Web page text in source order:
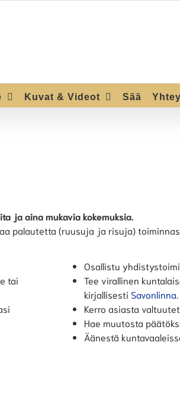
Kuvat & Videot Sää
ja aina mukavia kokemuksia.
palautetta (ruusuja ja risuja)
tai
Osallistu
Tee virallinen
kirjallisesti Savonlinna
Kerro asiasta
Hae muutosta
Äänestä